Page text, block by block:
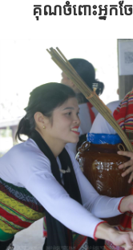
គុណ​ចំពោះ​អ្នកច